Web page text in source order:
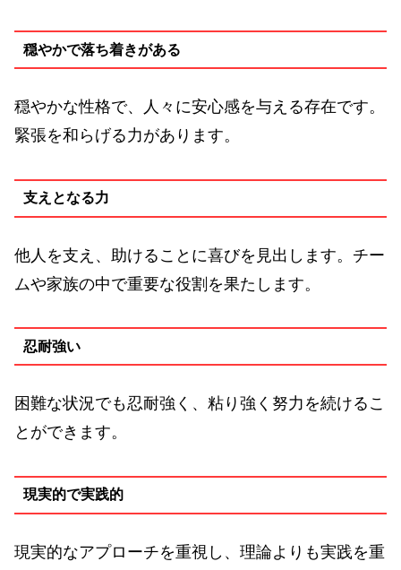
穏やかで落ち着きがある
穏やかな性格で、人々に安心感を与える存在です。
緊張を和らげる力があります。
支えとなる力
他人を支え、助けることに喜びを見出します。チー
ムや家族の中で重要な役割を果たします。
忍耐強い
困難な状況でも忍耐強く、粘り強く努力を続けるこ
とができます。
現実的で実践的
現実的なアプローチを重視し、理論よりも実践を重